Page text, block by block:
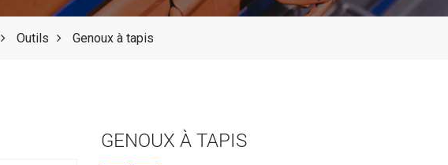
Outils Genoux à tapis
GENOUX À TAPIS